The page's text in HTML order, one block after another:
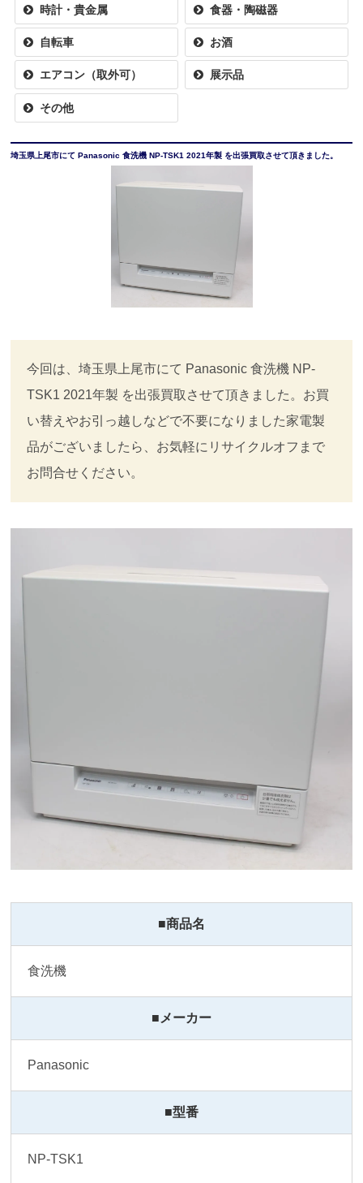
時計・貴金属 食器・陶磁器
自転車 お酒
エアコン（取外可） 展示品
その他
埼玉県上尾市にて Panasonic 食洗機 NP-TSK1 2021年製 を出張買取させて頂きました。
今回は、埼玉県上尾市にて Panasonic 食洗機 NP-
TSK1 2021年製 を出張買取させて頂きました。お買
い替えやお引っ越しなどで不要になりました家電製
品がございましたら、お気軽にリサイクルオフまで
お問合せください。
■商品名
食洗機
■メーカー
Panasonic
■型番
NP-TSK1